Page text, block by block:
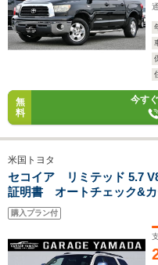
無
料
今す
米国トヨタ
セコイア リミテッド 5.7
証明書 オートチェック&
本革シート フルセグTVナ
ーバックドア ウッドコン
購入プラン付